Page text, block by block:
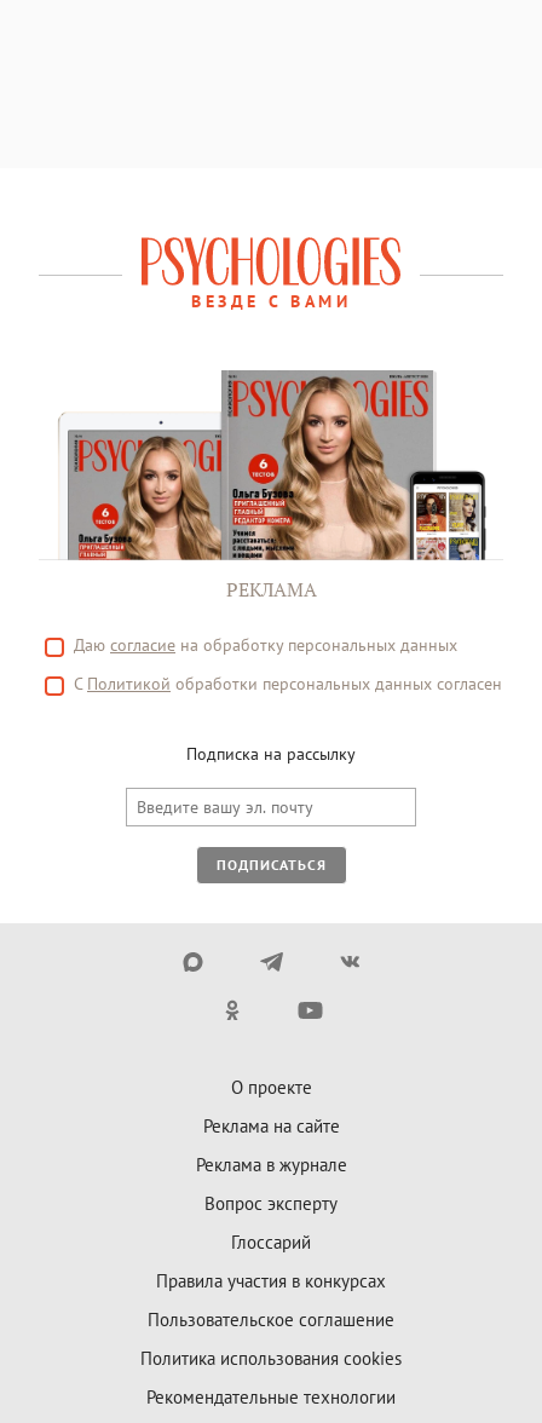
ВЕЗДЕ С ВАМИ
РЕКЛАМА
Даю согласие на обработку персональных данных
С Политикой обработки персональных данных согласен
Подписка на рассылку
ПОДПИСАТЬСЯ
О проекте
Реклама на сайте
Реклама в журнале
Вопрос эксперту
Глоссарий
Правила участия в конкурсах
Пользовательское соглашение
Политика использования cookies
Рекомендательные технологии